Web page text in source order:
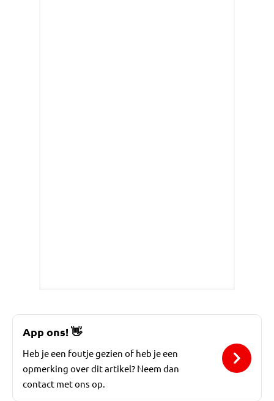
App ons!👋
Heb je een foutje gezien of heb je een
opmerking over dit artikel? Neem dan
contact met ons op.